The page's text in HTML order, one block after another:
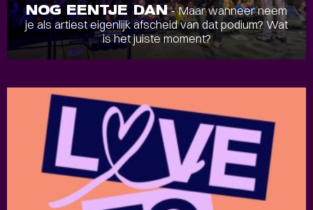
NOG EENTJE DAN- Maar wanneer neem
je als artiest eigenlijk afscheid van dat podium? Wat
is het juiste moment?